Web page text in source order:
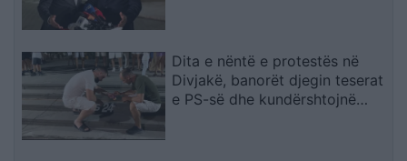
Dita e nëntë e protestës në
Divjakë, banorët djegin teserat
e PS-së dhe kundërshtojnë